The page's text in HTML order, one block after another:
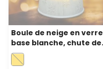
Boule de neige en verre
base blanche, chute de
neige et Père Noël, h 17
cm, led blanc chaud